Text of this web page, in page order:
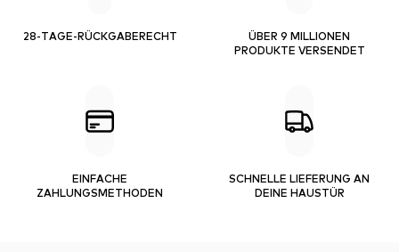
28-TAGE-RÜCKGABERECHT
ÜBER 9 MILLIONEN
PRODUKTE VERSENDET
EINFACHE
ZAHLUNGSMETHODEN
SCHNELLE LIEFERUNG AN
DEINE HAUSTÜR